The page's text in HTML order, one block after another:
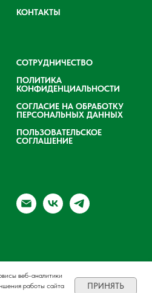
веб-аналитики
работы сайта
ПРИНЯТЬ
КОНТАКТЫ
СОТРУДНИЧЕСТВО
ПОЛИТИКА
КОНФИДЕНЦИАЛЬНОСТИ
СОГЛАСИЕ НА ОБРАБОТКУ
ПЕРСОНАЛЬНЫХ ДАННЫХ
ПОЛЬЗОВАТЕЛЬСКОЕ
СОГЛАШЕНИЕ